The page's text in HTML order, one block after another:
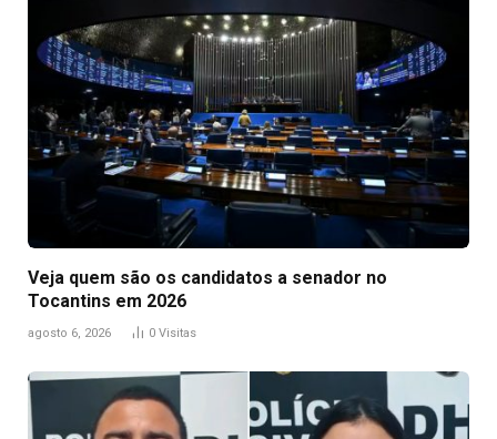
Veja quem são os candidatos a senador no
Tocantins em 2026
agosto 6, 2026 0 Visitas